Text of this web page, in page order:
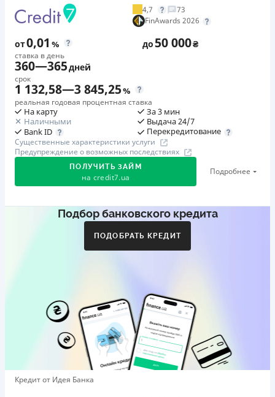
4,7
73
FinAwards 2026
от0,01 %
ставка в день
до50 000₴
360—365дней
срок
1 132,58—3 845,25%
реальная годовая процентная ставка
На карту
Наличными
Bank ID
За 3 мин
Выдача 24/7
Перекредитование
Существенные характеристики услуги
Предупреждение о возможных последствиях
ПОЛУЧИТЬ ЗАЙМ
на credit7.ua
Подробнее
Акция: «Кешбэк за друга»
друг регистрируется и получает первый кредит (от
Бронзовый призер FinAwards 2026 «Лучшая программа
лояльности»
Первый займ
от 0,01%/день до 30 000 ₴
Повторный займ
Подбор банковского кредита
ПОДОБРАТЬ КРЕДИТ
Кредит от Идея Банка